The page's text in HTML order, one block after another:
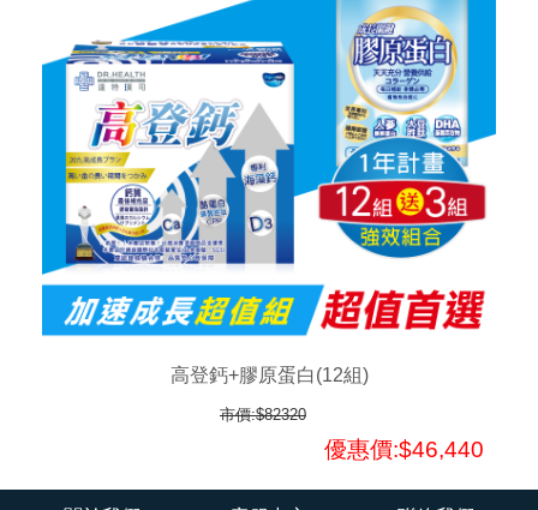
高登鈣+膠原蛋白(12組)
市價:$82320
優惠價:$46,440